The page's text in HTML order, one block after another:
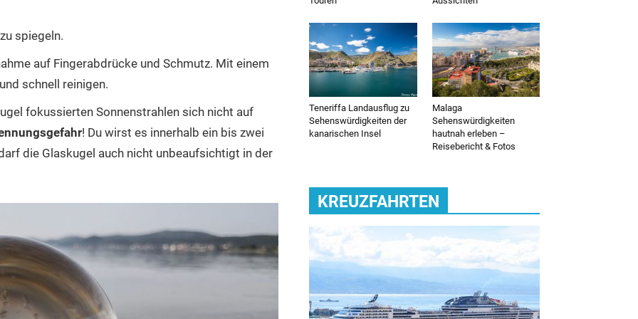
spiegeln.
auf Fingerabdrücke und Schmutz. Mit einem
schnell reinigen.
fokussierten Sonnenstrahlen sich nicht auf
! Du wirst es innerhalb ein bis zwei
die Glaskugel auch nicht unbeaufsichtigt in der
Teneriffa Landausflug zu
Sehenswürdigkeiten der
kanarischen Insel
Malaga
Sehenswürdigkeiten
hautnah erleben –
Reisebericht & Fotos
KREUZFAHRTEN